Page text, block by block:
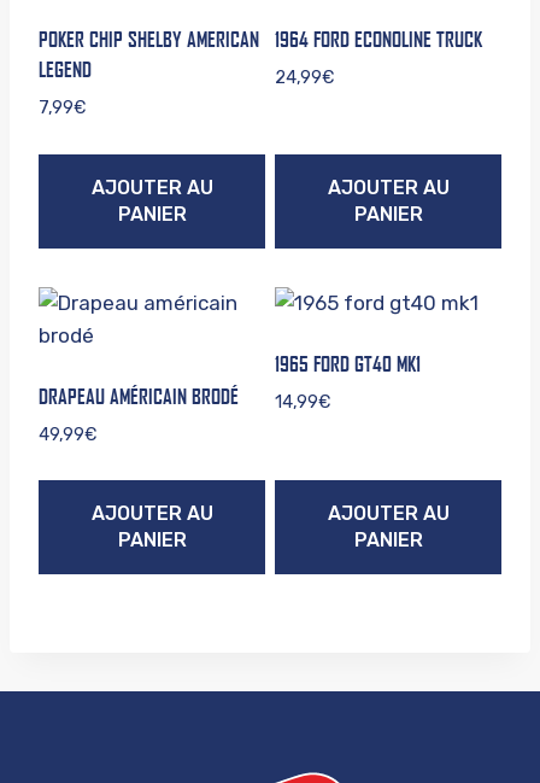
POKER CHIP SHELBY AMERICAN
LEGEND
7,99€
AJOUTER AU
PANIER
1964 FORD ECONOLINE TRUCK
24,99€
AJOUTER AU
PANIER
DRAPEAU AMÉRICAIN BRODÉ
49,99€
AJOUTER AU
PANIER
1965 FORD GT40 MK1
14,99€
AJOUTER AU
PANIER